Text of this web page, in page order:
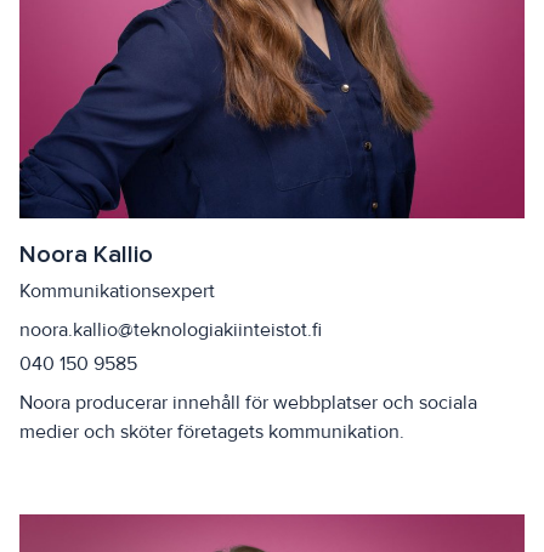
Noora Kallio
Kommunikationsexpert
noora.kallio@teknologiakiinteistot.fi
040 150 9585
Noora producerar innehåll för webbplatser och sociala
medier och sköter företagets kommunikation.